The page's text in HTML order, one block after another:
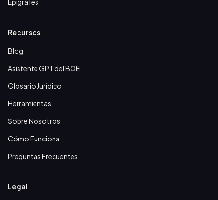
Epígrafes
Recursos
Blog
Asistente GPT del BOE
Glosario Jurídico
Herramientas
Sobre Nosotros
Cómo Funciona
Preguntas Frecuentes
Legal